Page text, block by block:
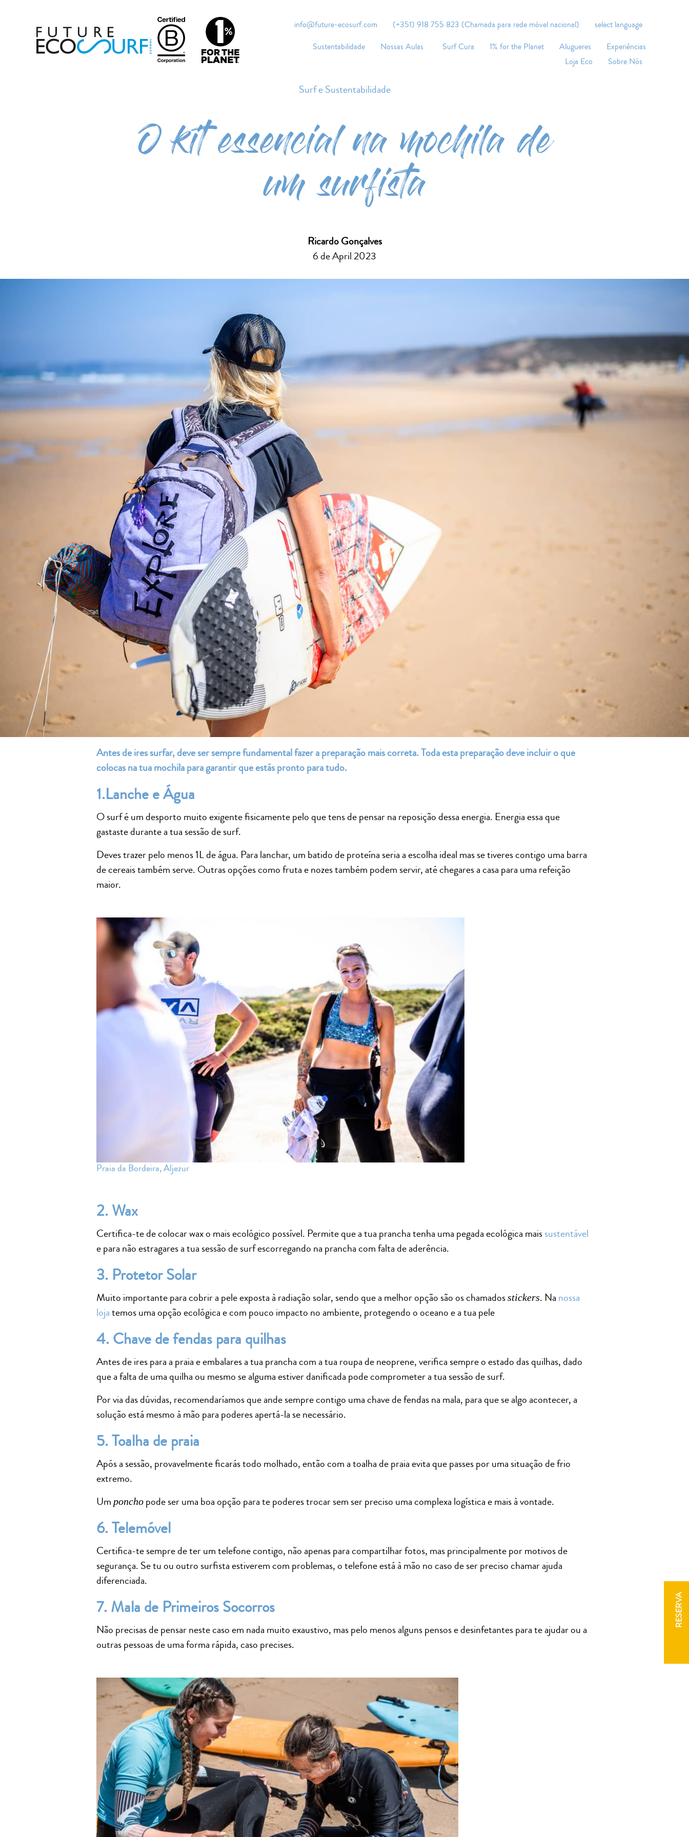
RESERVA
info@future-ecosurf.com (+351) 918 755 823 (Chamada para rede móvel nacional)
select language
Sustentabilidade
Nossas Aulas Surf Cura 1% for the Planet Alugueres
Experiências
Loja Eco
Sobre Nós
Surf e Sustentabilidade
O kit essencial na mochila de
um surfista
Ricardo Gonçalves
6 de April 2023
Antes de ires surfar, deve ser sempre fundamental fazer a preparação mais correta. Toda esta preparação deve incluir o que
colocas na tua mochila para garantir que estás pronto para tudo.
1.Lanche e Água
O surf é um desporto muito exigente fisicamente pelo que tens de pensar na reposição dessa energia. Energia essa que
gastaste durante a tua sessão de surf.
Deves trazer pelo menos 1L de água. Para lanchar, um batido de proteína seria a escolha ideal mas se tiveres contigo uma barra
de cereais também serve. Outras opções como fruta e nozes também podem servir, até chegares a casa para uma refeição
maior.
Praia da Bordeira, Aljezur
2. Wax
Certifica-te de colocar wax o mais ecológico possível. Permite que a tua prancha tenha uma pegada ecológica maissustentável
e para não estragares a tua sessão de surf escorregando na prancha com falta de aderência.
3. Protetor Solar
Muito importante para cobrir a pele exposta à radiação solar, sendo que a melhor opção são os chamadosstickers. Na nossa
lojatemos uma opção ecológica e com pouco impacto no ambiente, protegendo o oceano e a tua pele
4. Chave de fendas para quilhas
Antes de ires para a praia e embalares a tua prancha com a tua roupa de neoprene, verifica sempre o estado das quilhas, dado
que a falta de uma quilha ou mesmo se alguma estiver danificada pode comprometer a tua sessão de surf.
Por via das dúvidas, recomendaríamos que ande sempre contigo uma chave de fendas na mala, para que se algo acontecer, a
solução está mesmo à mão para poderes apertá-la se necessário.
5. Toalha de praia
Após a sessão, provavelmente ficarás todo molhado, então com a toalha de praia evita que passes por uma situação de frio
extremo.
Umponcho pode ser uma boa opção para te poderes trocar sem ser preciso uma complexa logística e mais à vontade.
6. Telemóvel
Certifica-te sempre de ter um telefone contigo, não apenas para compartilhar fotos, mas principalmente por motivos de
segurança. Se tu ou outro surfista estiverem com problemas, o telefone está à mão no caso de ser preciso chamar ajuda
diferenciada.
7. Mala de Primeiros Socorros
Não precisas de pensar neste caso em nada muito exaustivo, mas pelo menos alguns pensos e desinfetantes para te ajudar ou a
outras pessoas de uma forma rápida, caso precises.